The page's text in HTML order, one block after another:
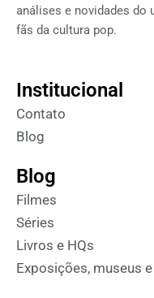
análises e novidades do
fãs da cultura pop.
Institucional
Contato
Blog
Blog
Filmes
Séries
Livros e HQs
Exposições, museus